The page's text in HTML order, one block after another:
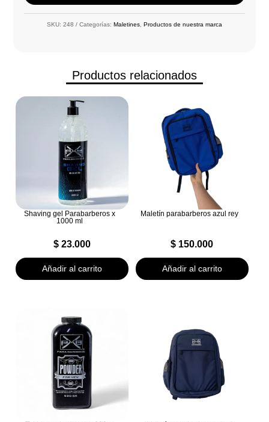
SKU: 248 Categorías: Maletines Productos de nuestra marca
Productos relacionados
Shaving gel Parabarberos x
1000 ml
$23.000
Añadir al carrito
Maletín parabarberos azul rey
$ 150.000
Añadir al carrito